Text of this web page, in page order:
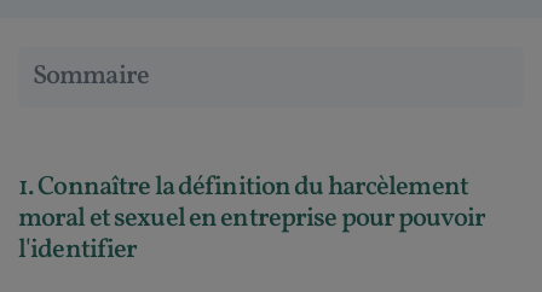
Sommaire
1. Connaître la définition du harcèlement
moral et sexuel en entreprise pour pouvoir
l'identifier